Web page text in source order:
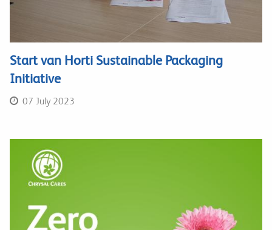
Start van Horti Sustainable Packaging
Initiative
07 July 2023